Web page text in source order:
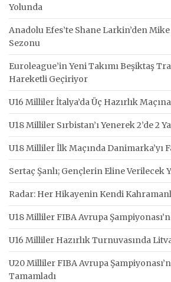
Yolunda
Anadolu Efes’te Shane Larkin’den Mike
Sezonu
Euroleague’in Yeni Takımı Beşiktaş
Hareketli Geçiriyor
U16 Milliler İtalya’da Üç Hazırlık Maçına
U18 Milliler Sırbistan’ı Yenerek 2’de 2
U18 Milliler İlk Maçında Danimarka’yı
Sertaç Şanlı; Gençlerin Eline Verilecek
Radar: Her Hikayenin Kendi
U18 Milliler FIBA Avrupa
U16 Milliler Hazırlık Turnuvasında
U20 Milliler FIBA Avrupa
Tamamladı